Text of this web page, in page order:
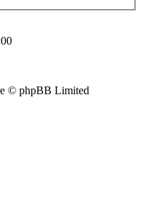
© phpBB Limited